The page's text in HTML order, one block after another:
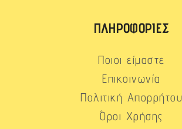
ΠΛΗΡΟΦΟΡΊΕΣ
Ποιοι είμαστε
Επικοινωνία
Πολιτική Απορρήτου
Όροι Χρήσης